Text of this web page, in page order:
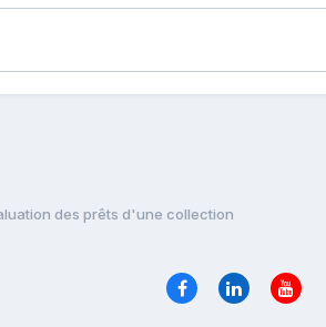
des prêts d'une collection